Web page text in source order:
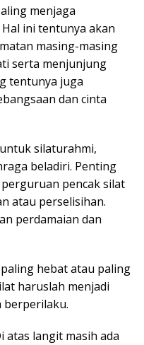
menjaga
ini tentunya akan
masing-masing
serta menjunjung
tentunya juga
dan cinta
silaturahmi,
beladiri. Penting
pencak silat
atau perselisihan.
perdamaian dan
hebat atau paling
haruslah menjadi
berperilaku.
atas langit masih ada